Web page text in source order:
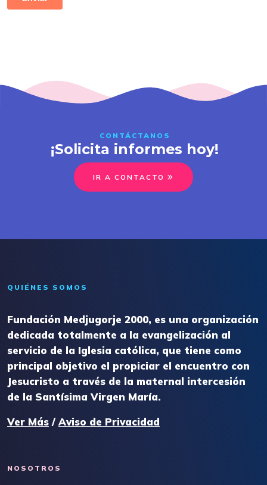
CONTÁCTANOS
¡Solicita informes hoy!
IR A CONTACTO
QUIÉNES SOMOS
Fundación Medjugorje 2000, es una organización
dedicada totalmente a la evangelización al
servicio de la Iglesia católica, que tiene como
principal objetivo el propiciar el encuentro con
Jesucristo a través de la maternal intercesión
de la Santísima Virgen María.
Ver Más /Aviso de Privacidad
NOSOTROS